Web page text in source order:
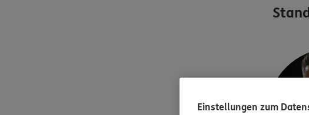
Einstellungen zum